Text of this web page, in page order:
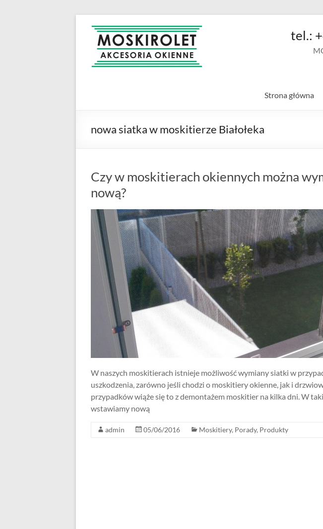
contentMOSKIROLET
siatki na
owady |
moskitiery
okienne |
drzwiowe
tel.:
Strona główna
nowa siatka w moskitierze Białołeka
Czy w moskitierach okiennych można
nową?
W naszych moskitierach istnieje możliwość wymiany siatki w
uszkodzenia, zarówno jeśli chodzi o moskitiery okienne, jak i
przypadków wiąże się to z demontażem moskitier na kilka dni. W
wstawiamy nową
admin 05/06/2016 Moskitiery, Porady, Produkty